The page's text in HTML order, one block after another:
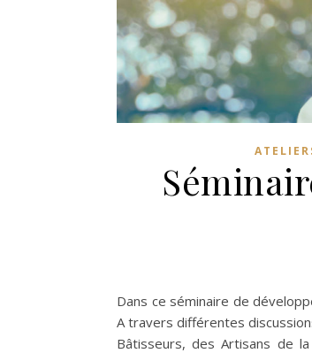
Dans ce séminaire de
A travers différentes
Bâtisseurs, des Artisans de